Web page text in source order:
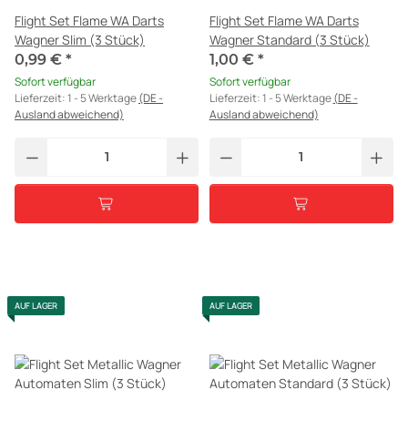
Flight Set Flame WA Darts
Wagner Slim (3 Stück)
0,99 € *
Sofort verfügbar
Lieferzeit:1 - 5 Werktage(DE -
Ausland abweichend)
Flight Set Flame WA Darts
Wagner Standard (3 Stück)
1,00 € *
Sofort verfügbar
Lieferzeit:1 - 5 Werktage(DE -
Ausland abweichend)
AUF LAGER AUF LAGER